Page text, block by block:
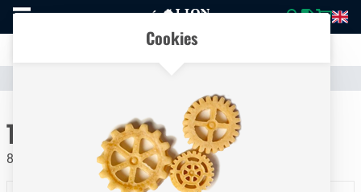
Naar
homepage
Transparante communicatie over kosten en verzendstatus
Tapbout / DIN933 / M12x20
8.8 / Elektrolytisch verzinkt
Cookies